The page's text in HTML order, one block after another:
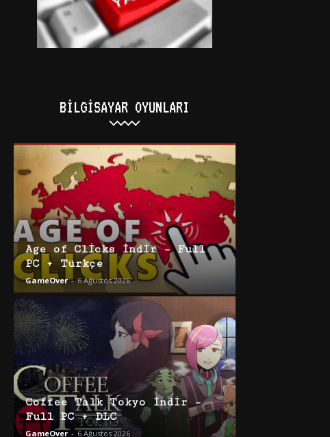
BILGISAYAR OYUNLARI
Age of Clicks İndir – Full
PC + Türkçe
GameOver - 6 Ağustos 2026
Coffee Talk Tokyo İndir –
Full PC + DLC
GameOver - 6 Ağustos 2026